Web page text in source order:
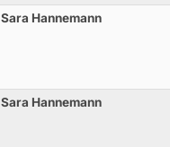
Hannemann
Hannemann